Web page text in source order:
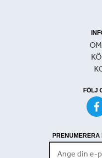
FÖLJ
PRENUMERERA